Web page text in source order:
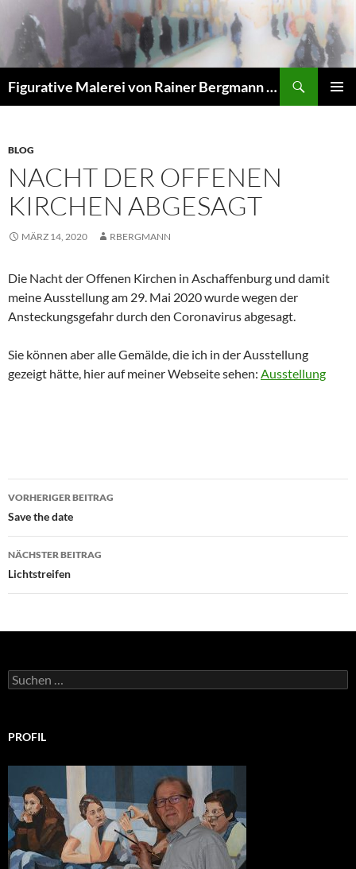
Inhalt
springen
Figurative Malerei von Rainer Bergmann M.A.
BLOG
NACHT DER OFFENEN
KIRCHEN ABGESAGT
MÄRZ 14, 2020 RBERGMANN
Die Nacht der Offenen Kirchen in Aschaffenburg und damit
meine Ausstellung am 29. Mai 2020 wurde wegen der
Ansteckungsgefahr durch den Coronavirus abgesagt.
Sie können aber alle Gemälde, die ich in der Ausstellung
gezeigt hätte, hier auf meiner Webseite sehen: Ausstellung
Beitragsnavigation
VORHERIGER BEITRAG
Save the date
NÄCHSTER BEITRAG
Lichtstreifen
Suchen
nach:
PROFIL